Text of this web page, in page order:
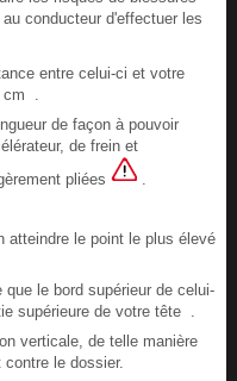
conducteur d'effectuer les
entre celui-ci et votre
.
de façon à pouvoir
de frein et
pliées
.
atteindre le point le plus élevé
le bord supérieur de celui-
supérieure de votre tête .
verticale, de telle manière
le dossier.